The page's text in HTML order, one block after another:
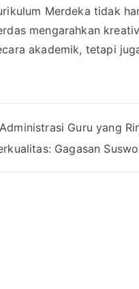
Merdeka tidak
mengarahkan
akademik, tetapi
Administrasi Guru yang
Gagasan